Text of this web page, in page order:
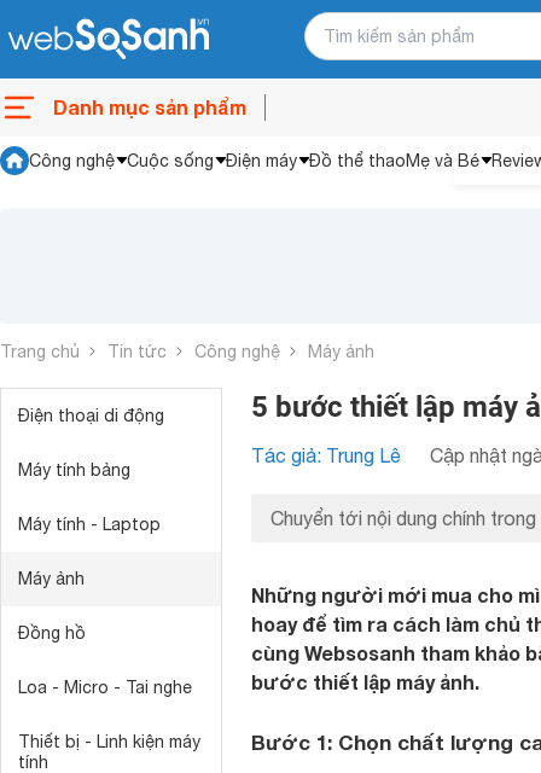
Danh mục sản phẩm
Công nghệ Cuộc sống Điện máy Đồ thể thaoMẹ và Bé
Trang chủ Tin tức Công nghệ Máy ảnh
Điện thoại di động
Máy tính bảng
Máy tính - Laptop
Máy ảnh
Đồng hồ
Loa - Micro - Tai nghe
Thiết bị - Linh kiện máy
tính
5 bước thiết lập máy
Tác giả: Trung Lê Cập nhật
Chuyển tới nội dung chính trong
Những người mới mua cho
hoay để tìm ra cách làm chủ
cùng Websosanh tham khảo
bước thiết lập máy ảnh.
Bước 1: Chọn chất lượng